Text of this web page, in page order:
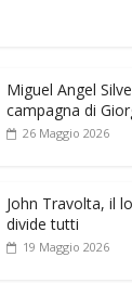
Miguel Angel
campagna di
26 Maggio 2026
John Travolta, il
divide tutti
19 Maggio 2026